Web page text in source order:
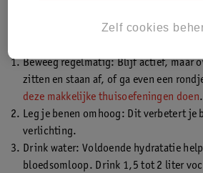
helpen om je benen weer vitaal te laten
Beweeg regelmatig: Blijf actief, maar
zitten en staan af, of ga even een
deze makkelijke thuisoefeningen doen.
Leg je benen omhoog: Dit verbetert je
verlichting.
Drink water: Voldoende hydratatie
bloedsomloop. Drink 1,5 tot 2 liter
Zelf cookies